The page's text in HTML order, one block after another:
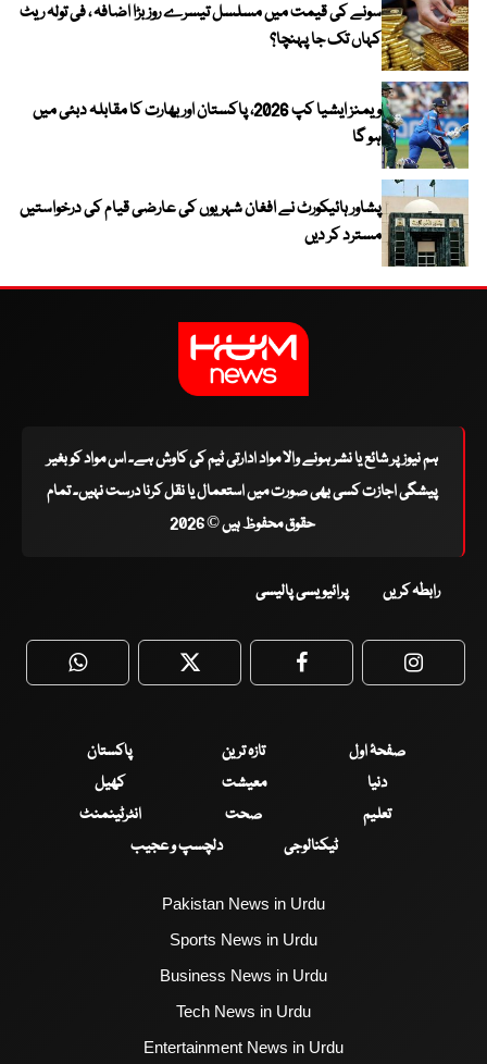
سونے کی قیمت میں مسلسل تیسرے روز بڑا اضافہ ، فی تولہ ریٹ
کہاں تک جا پہنچا؟
ویمنز ایشیا کپ 2026، پاکستان اور بھارت کا مقابلہ دبئی میں
ہو گا
پشاور ہائیکورٹ نے افغان شہریوں کی عارضی قیام کی درخواستیں
مسترد کر دیں
ہم نیوز پر شائع یا نشر ہونے والا مواد ادارتی ٹیم کی کاوش ہے۔ اس مواد کو بغیر
پیشگی اجازت کسی بھی صورت میں استعمال یا نقل کرنا درست نہیں۔ تمام
حقوق محفوظ ہیں © 2026
رابطہ کریں پرائیویسی پالیسی
WhatsApp Twitter Facebook
صفحۂ اول تازہ ترین
پاکستان
دنیا
معیشت
کھیل
تعلیم
صحت
انٹرٹینمنٹ
ٹیکنالوجی
دلچسپ و عجیب
Pakistan News in Urdu
Sports News in Urdu
Business News in Urdu
Tech News in Urdu
Entertainment News in Urdu